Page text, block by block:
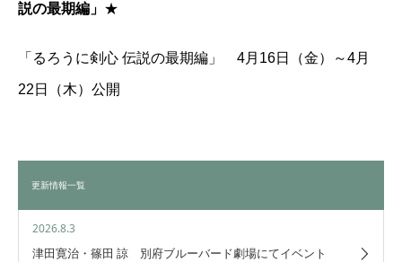
説の最期編」 ★
「るろうに剣心 伝説の最期編」 4月16日（金）～4月
22日（木）公開
更新情報一覧
2026.8.3
津田寛治・篠田 諒 別府ブルーバード劇場にてイベント